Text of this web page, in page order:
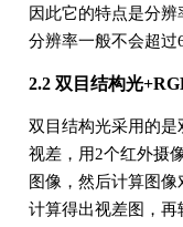
因此它的特点是分
分辨率一般不会超过
2.2 双目结构光
双目结构光采用的
视差，用2个红外摄
图像，然后计算图
计算得出视差图，再